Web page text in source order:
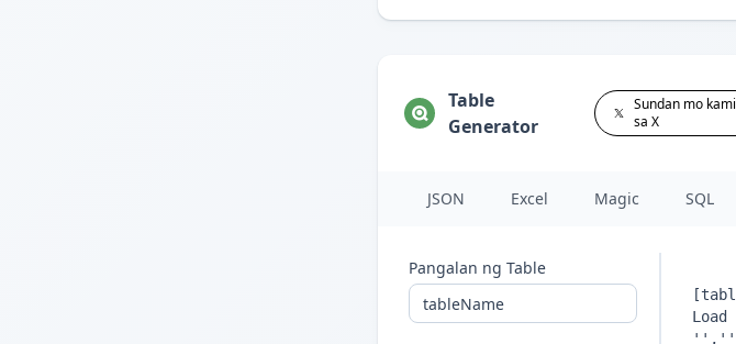
Table
Generator
Sundan mo kami
sa X
JSON Excel Magic SQL
Pangalan ng Table